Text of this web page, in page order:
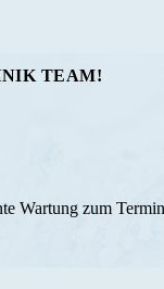
TEAM!
Wartung zum